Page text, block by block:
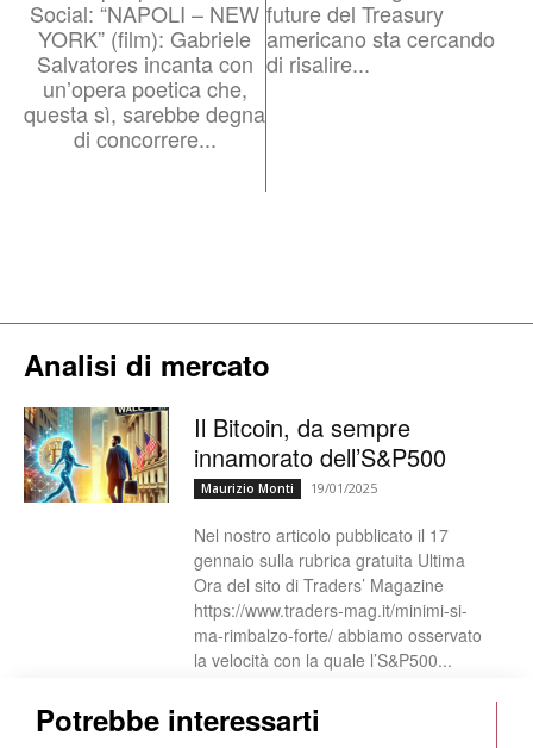
Social: “NAPOLI – NEW
YORK” (film): Gabriele
Salvatores incanta con
un’opera poetica che,
questa sì, sarebbe degna
di concorrere...
future del Treasury
americano sta cercando
di risalire...
Analisi di mercato
Il Bitcoin, da sempre
innamorato dell’S&P500
Maurizio Monti 19/01/2025
Nel nostro articolo pubblicato il 17
gennaio sulla rubrica gratuita Ultima
Ora del sito di Traders’ Magazine
https://www.traders-mag.it/minimi-si-
ma-rimbalzo-forte/ abbiamo osservato
la velocità con la quale l’S&P500...
Potrebbe interessarti